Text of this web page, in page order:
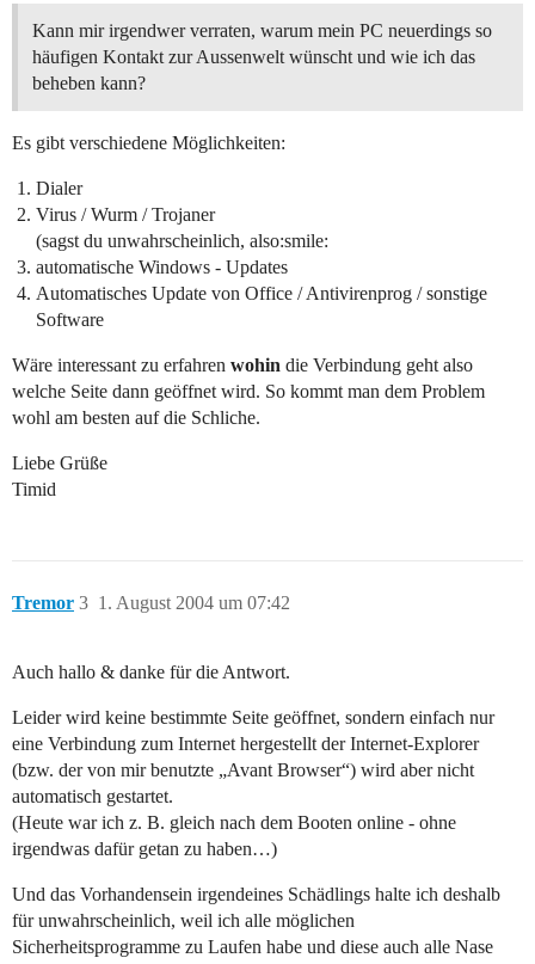
Kann mir irgendwer verraten, warum mein PC neuerdings so
häufigen Kontakt zur Aussenwelt wünscht und wie ich das
beheben kann?
Es gibt verschiedene Möglichkeiten:
Dialer
Virus / Wurm / Trojaner
(sagst du unwahrscheinlich, also:smile:
automatische Windows - Updates
Automatisches Update von Office / Antivirenprog / sonstige
Software
Wäre interessant zu erfahren wohin die Verbindung geht also
welche Seite dann geöffnet wird. So kommt man dem Problem
wohl am besten auf die Schliche.
Liebe Grüße
Timid
Tremor 1. August 2004 um 07:42
3
Auch hallo & danke für die Antwort.
Leider wird keine bestimmte Seite geöffnet, sondern einfach nur
eine Verbindung zum Internet hergestellt der Internet-Explorer
(bzw. der von mir benutzte „Avant Browser“) wird aber nicht
automatisch gestartet.
(Heute war ich z. B. gleich nach dem Booten online - ohne
irgendwas dafür getan zu haben…)
Und das Vorhandensein irgendeines Schädlings halte ich deshalb
für unwahrscheinlich, weil ich alle möglichen
Sicherheitsprogramme zu Laufen habe und diese auch alle Nase